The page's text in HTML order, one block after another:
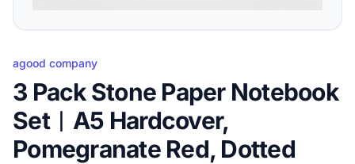
agood company
3 Pack Stone Paper Notebook
Set︱A5 Hardcover,
Pomegranate Red, Dotted